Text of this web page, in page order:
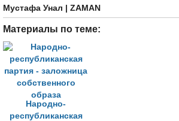
Мустафа Унал | ZAMAN
Материалы по теме:
Народно-
республиканская